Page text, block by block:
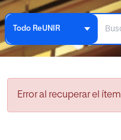
Todo ReUNIR
Error al recuperar el ítem